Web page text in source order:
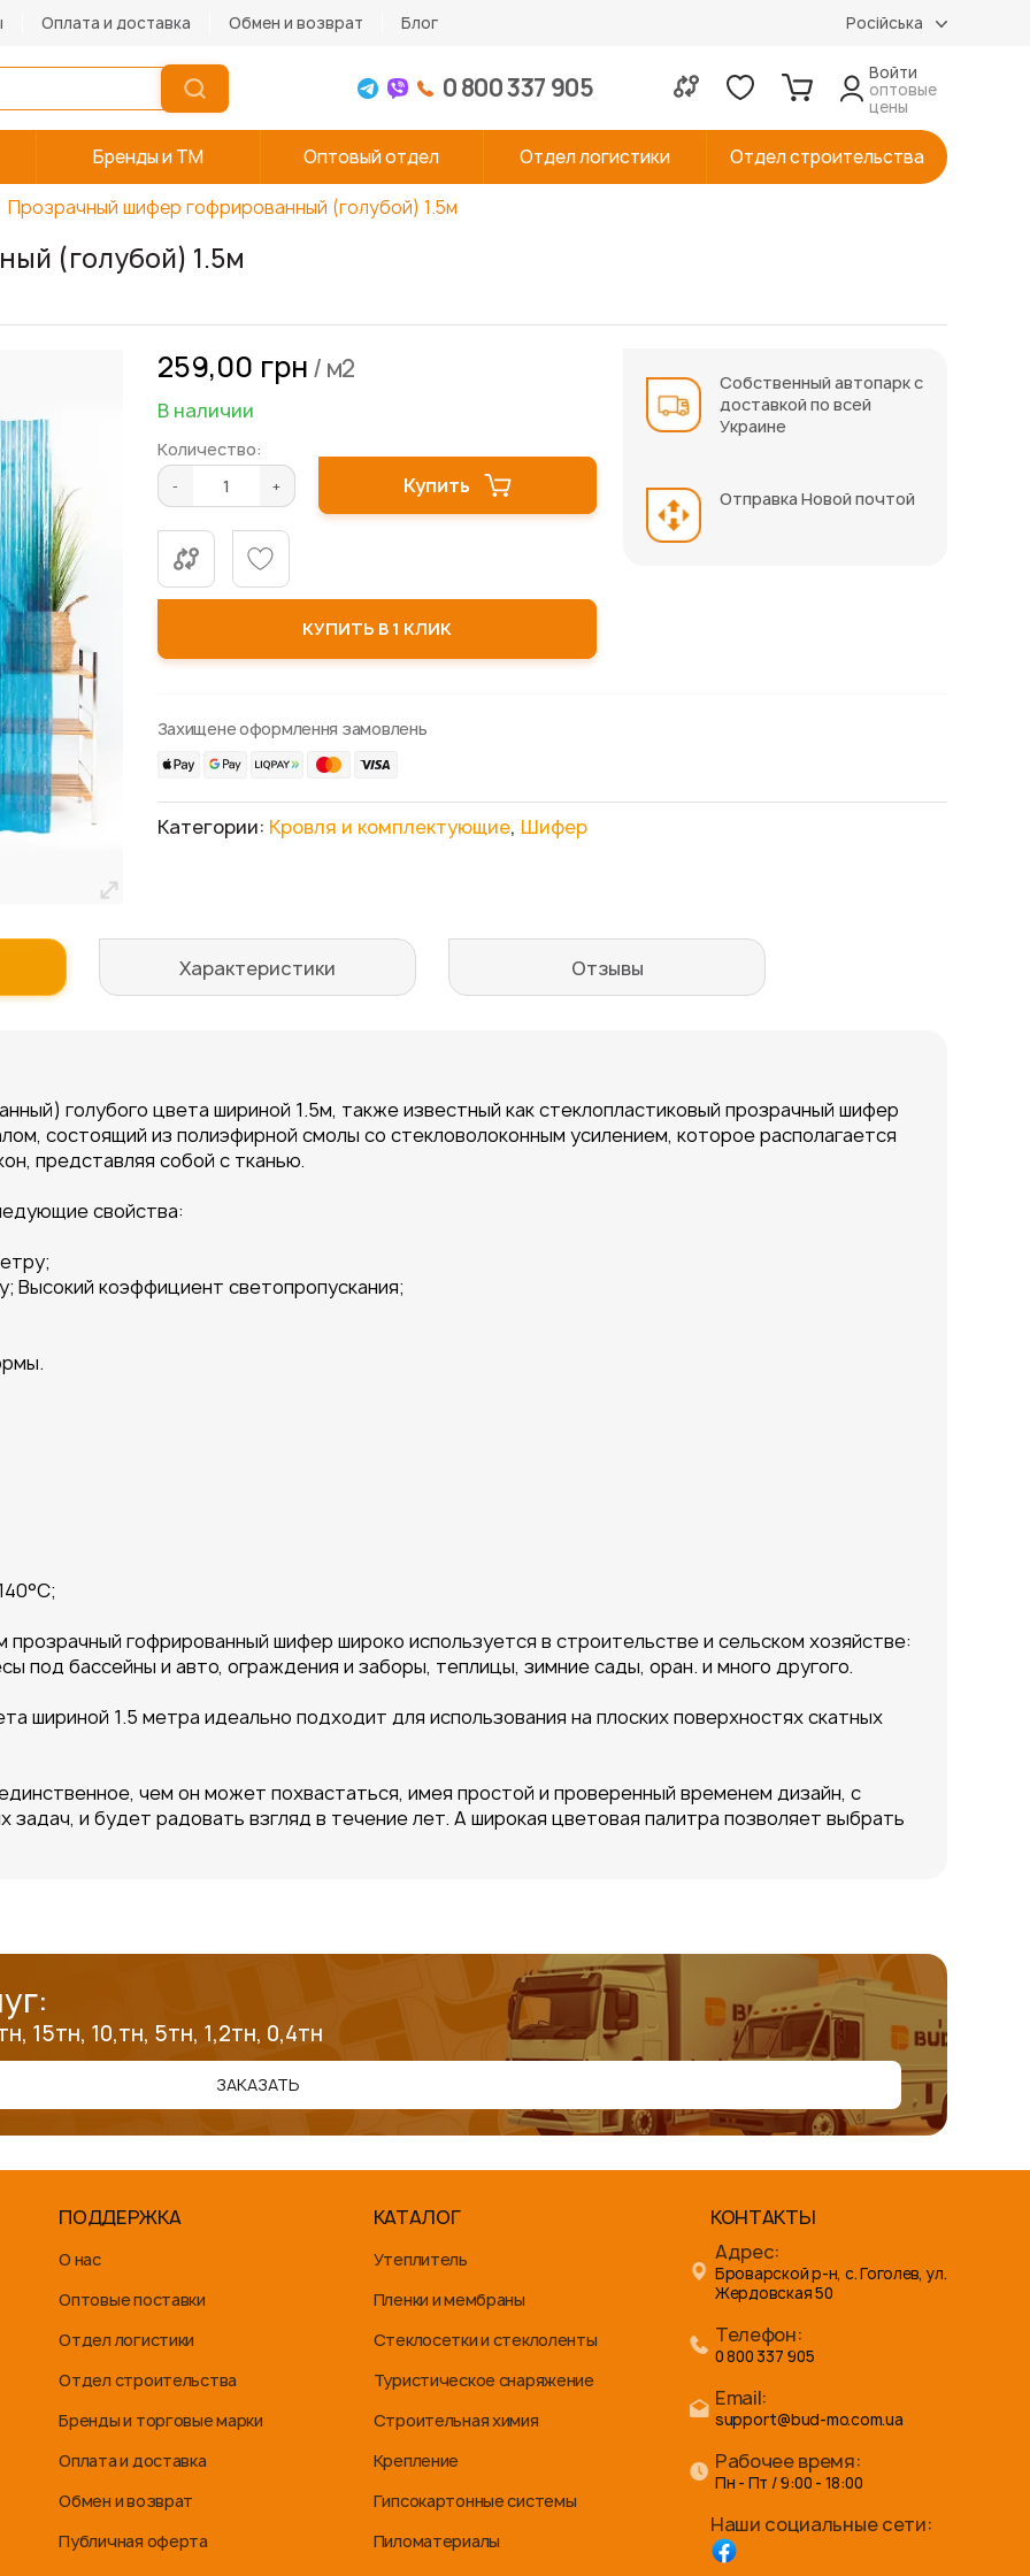
Оплата и доставка Обмен и возврат Блог Російська
0 800 337 905
Войти
оптовые
цены
Бренды и TM Оптовый отдел Отдел логистики Отдел строительства
Прозрачный шифер гофрированный (голубой) 1.5м
(голубой) 1.5м
259,00 грн / м2
В наличии
Количество:
Купить
КУПИТЬ В 1 КЛИК
Собственный автопарк с
доставкой по всей
Украине
Отправка Новой почтой
Захищене оформлення замовлень
Категории: Кровля и комплектующие, Шифер
голубого цвета шириной 1.5м, также известный как стеклопластиковый прозрачный шифер
состоящий из полиэфирной смолы со стекловолоконным усилением, которое располагается
представляя собой с тканью.
свойства:
Высокий коэффициент светопропускания;
гофрированный шифер широко используется в строительстве и сельском хозяйстве:
под бассейны и авто, ограждения и заборы, теплицы, зимние сады, оран. и много другого.
шириной 1.5 метра идеально подходит для использования на плоских поверхностях скатных
чем он может похвастаться, имея простой и проверенный временем дизайн, с
и будет радовать взгляд в течение лет. А широкая цветовая палитра позволяет выбрать
Характеристики Отзывы
15тн, 10,тн, 5тн, 1,2тн, 0,4тн
ЗАКАЗАТЬ
ПОДДЕРЖКА
О нас
Оптовые поставки
Отдел логистики
Отдел строительства
Бренды и торговые марки
Оплата и доставка
Обмен и возврат
Публичная оферта
КАТАЛОГ
Утеплитель
Пленки и мембраны
Стеклосетки и стеклоленты
Туристическое снаряжение
Строительная химия
Крепление
Гипсокартонные системы
Пиломатериалы
КОНТАКТЫ
Адрес:
Броварской р-н, с. Гоголев, ул.
Жердовская 50
Телефон:
0 800 337 905
Email:
support@bud-mo.com.ua
Рабочее время:
Пн - Пт / 9:00 - 18:00
Наши социальные сети: